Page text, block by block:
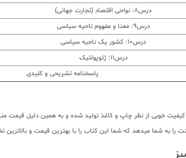
درس8: نواحی اقتصاد (تجارت جهانی)
درس9: معنا و مفهوم ناحیه سیاسی
درس10: کشور یک ناحیه سیاسی
درس11: ژئوپولتیک
پاسخنامه تشریحی و کلیدی
خوبی از نظر چاپ و کاغذ تولید شده و به همین دلیل قیمت
به شما میدهد که شما این کتاب را با بهترین قیمت و بالاترین